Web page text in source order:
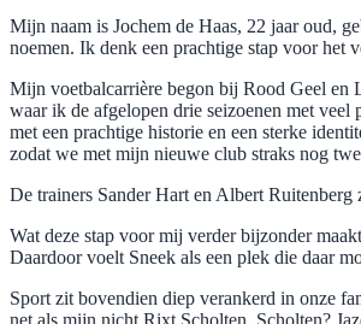
Mijn naam is Jochem de Haas, 22 jaar oud,
noemen. Ik denk een prachtige stap voor het
Mijn voetbalcarrière begon bij Rood Geel en
waar ik de afgelopen drie seizoenen met
met een prachtige historie en een sterke
zodat we met mijn nieuwe club straks nog
De trainers Sander Hart en Albert
Wat deze stap voor mij verder bijzonder
Daardoor voelt Sneek als een plek die daar
Sport zit bovendien diep verankerd in onze
net als mijn nicht Rixt Scholten. Scholten?